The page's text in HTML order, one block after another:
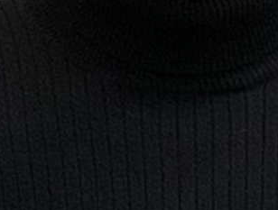
del passato,
del ranking